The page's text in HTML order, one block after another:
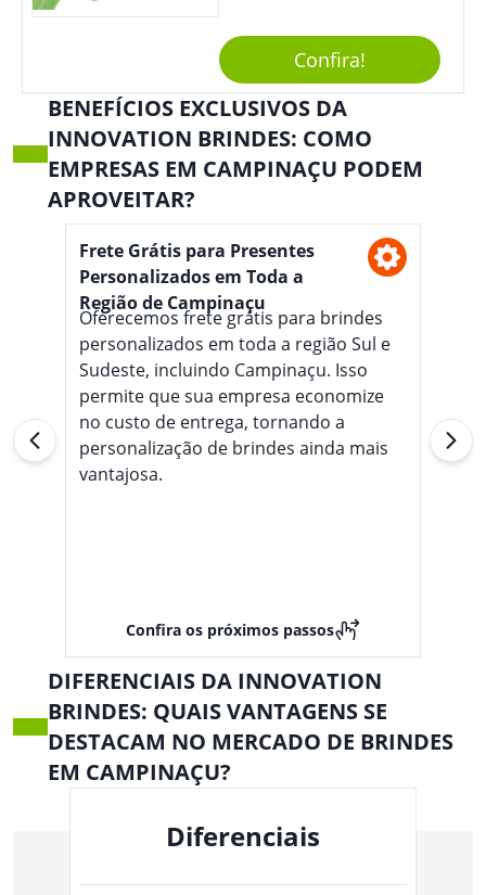
Sua Empresa Em Eventos,
Reuniões Corporativas Ou Até
Mesmo Para Presentear
Colaboradores.
Confira!
BENEFÍCIOS EXCLUSIVOS DA
INNOVATION BRINDES: COMO
EMPRESAS EM CAMPINAÇU PODEM
APROVEITAR?
Frete Grátis para Presentes
Personalizados em Toda a
Região de Campinaçu
Oferecemos frete grátis para brindes
personalizados em toda a região Sul e
Sudeste, incluindo Campinaçu. Isso
permite que sua empresa economize
no custo de entrega, tornando a
personalização de brindes ainda mais
vantajosa.
Confira os próximos passos
DIFERENCIAIS DA INNOVATION
BRINDES: QUAIS VANTAGENS SE
DESTACAM NO MERCADO DE BRINDES
EM CAMPINAÇU?
Diferenciais